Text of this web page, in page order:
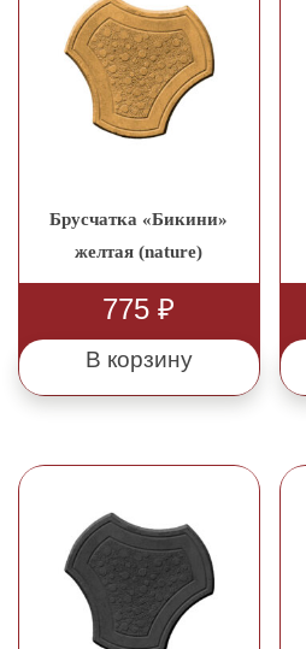
Брусчатка «Бикини»
желтая (nature)
775₽
В корзину